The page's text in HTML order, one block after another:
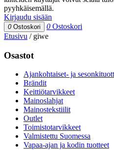
pyyhkäisemällä.
Kirjaudu sisään
0 Ostoskori 0 Ostoskori
Etusivu / giwe
Osastot
Ajankohtaiset- ja
Brändit
Keittiötarvikkeet
Mainoslahjat
Mainostekstiilit
Outlet
Toimistotarvikkeet
Valmistettu Suomessa
Vapaa-ajan ja kodin tuotteet